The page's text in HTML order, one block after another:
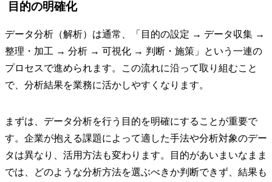
目的の明確化
データ分析（解析）は通常、「目的の設定 → データ収集 →
整理・加工 → 分析 → 可視化 → 判断・施策」という一連の
プロセスで進められます。この流れに沿って取り組むこと
で、分析結果を業務に活かしやすくなります。
まずは、データ分析を行う目的を明確にすることが重要で
す。企業が抱える課題によって適した手法や分析対象のデー
タは異なり、活用方法も変わります。目的があいまいなまま
では、どのような分析方法を選ぶべきか判断できず、結果も